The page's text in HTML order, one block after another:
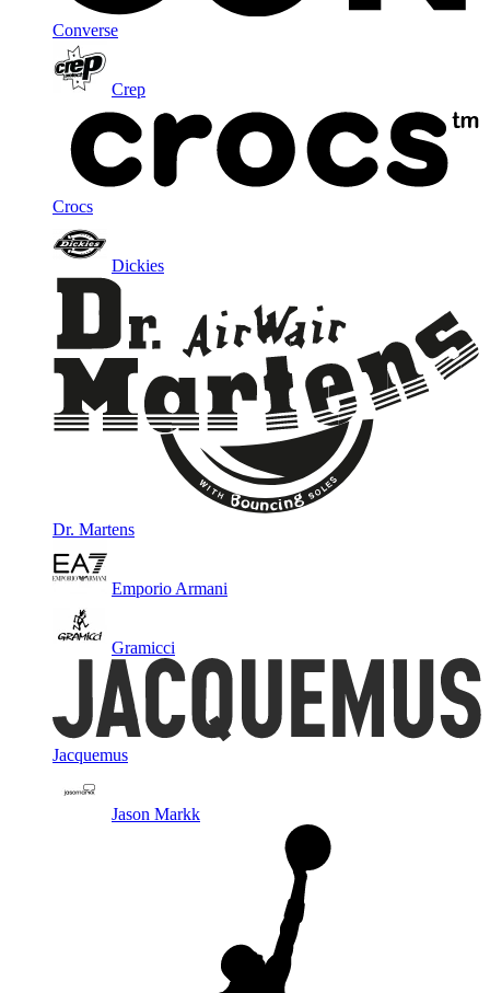
Converse
Crep
Crocs
Dickies
Dr. Martens
Emporio Armani
Gramicci
Jacquemus
Jason Markk